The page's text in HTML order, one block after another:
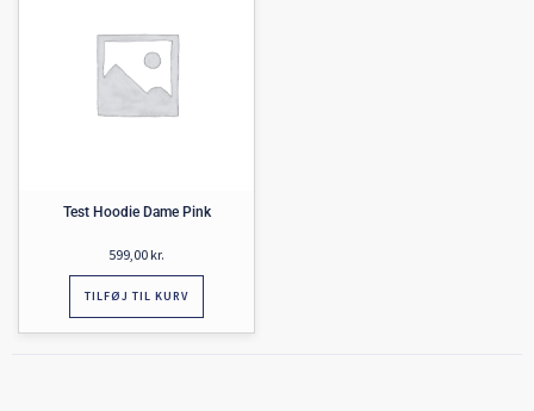
Test Hoodie Dame Pink
599,00 kr.
TILFØJ TIL KURV